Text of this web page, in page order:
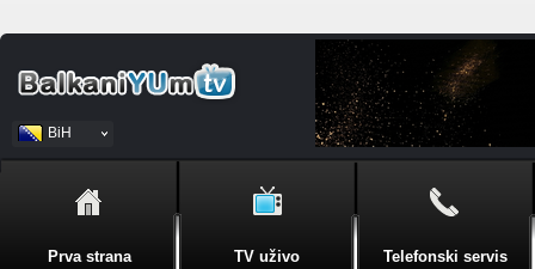
BiH
Srpski
Prva strana TV uživo Telefonski servis